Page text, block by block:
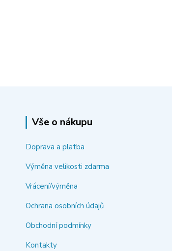
Vše o nákupu
Doprava a platba
Výměna velikosti zdarma
Vrácení/výměna
Ochrana osobních údajů
Obchodní podmínky
Kontakty